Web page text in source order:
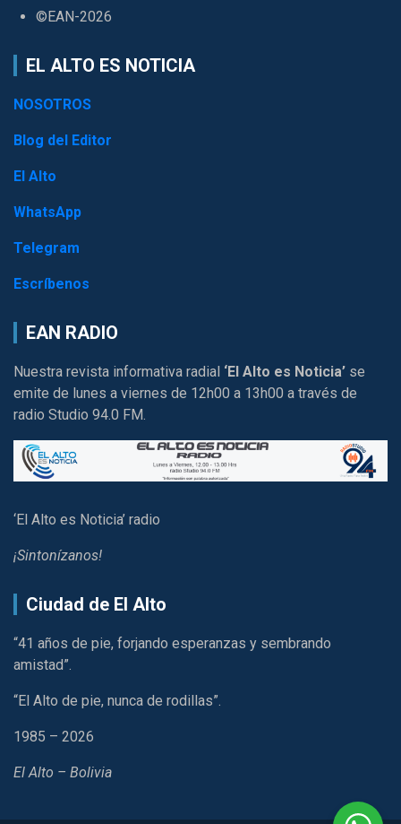
©EAN-2026
EL ALTO ES NOTICIA
NOSOTROS
Blog del Editor
El Alto
WhatsApp
Telegram
Escríbenos
EAN RADIO
Nuestra revista informativa radial ‘El Alto es Noticia’ se
emite de lunes a viernes de 12h00 a 13h00 a través de
radio Studio 94.0 FM.
‘El Alto es Noticia’ radio
¡Sintonízanos!
Ciudad de El Alto
“41 años de pie, forjando esperanzas y sembrando
amistad”.
“El Alto de pie, nunca de rodillas”.
1985 – 2026
El Alto – Bolivia